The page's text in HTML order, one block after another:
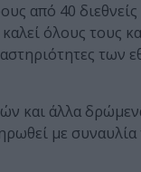
από 40 διεθνείς
όλους τους
των
και άλλα
με